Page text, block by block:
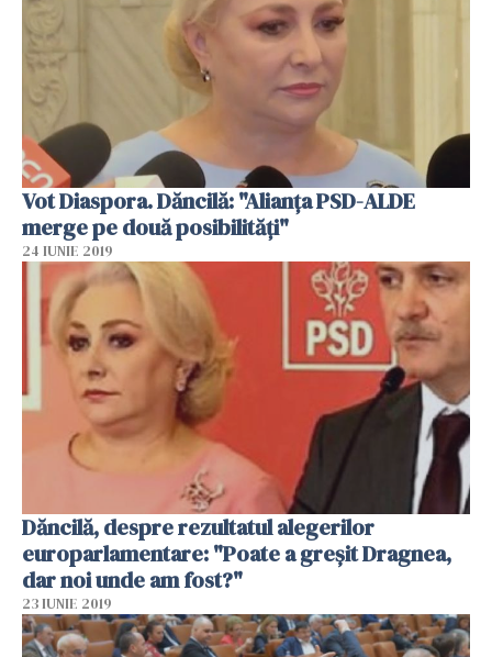
Vot Diaspora. Dăncilă: "Alianţa PSD-ALDE
merge pe două posibilităţi"
24 IUNIE 2019
Dăncilă, despre rezultatul alegerilor
europarlamentare: "Poate a greşit Dragnea,
dar noi unde am fost?"
23 IUNIE 2019